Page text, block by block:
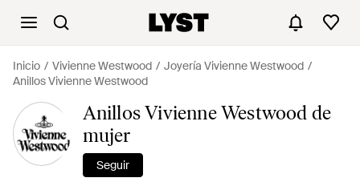
Inicio Vivienne Westwood
Joyería Vivienne Westwood
Anillos Vivienne Westwood
Anillos Vivienne Westwood de
mujer
Seguir